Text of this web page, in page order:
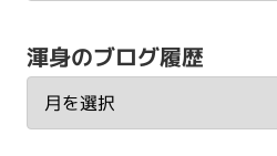
渾身のブログ履歴